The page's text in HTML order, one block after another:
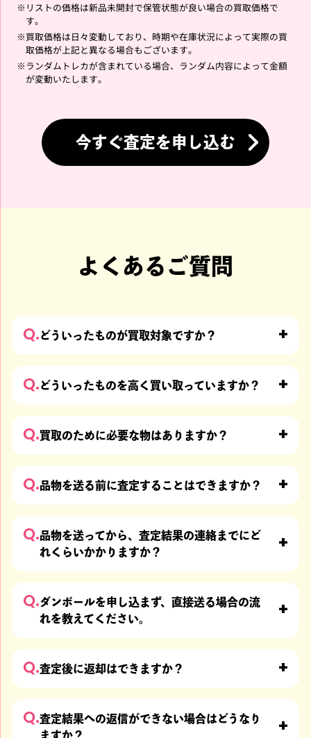
DVD Concert 2013-2014
「L」 初回盤
買取価格
4,000円
定盤 タオル付き
買取価格
1,500円
当選品 堂本剛 Premium D
VD カバ 555名限定 キャン
ペーン
買取価格
15,000
※ リストの価格は新品未開封で保管状態が良い場合の買取価格で
す。
※買取価格は日々変動しており、時期や在庫状況によって実際の買
取価格が上記と異なる場合もございます。
※ランダムトレカが含まれている場合、ランダム内容によって金額
が変動いたします。
今すぐ査定を申し込む
よくあるご質問
Q.どういったものが買取対象ですか？
Q.どういったものを高く買い取っていますか？
Q.買取のために必要な物はありますか？
Q.品物を送る前に査定することはできますか？
Q.品物を送ってから、査定結果の連絡までにど
れくらいかかりますか？
Q.ダンボールを申し込まず、直接送る場合の流
れを教えてください。
Q.査定後に返却はできますか？
Q.査定結果への返信ができない場合はどうなり
ますか？